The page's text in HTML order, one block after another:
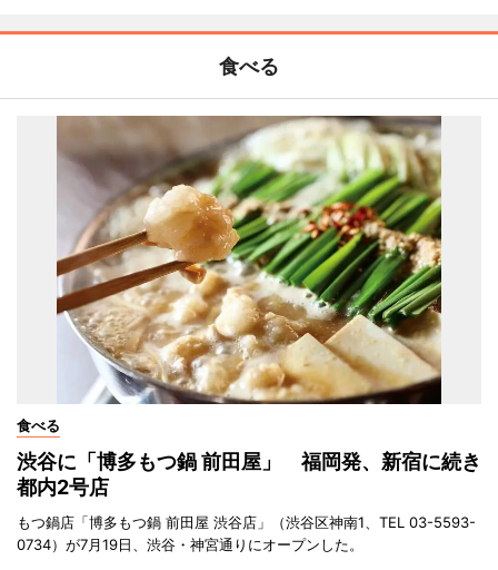
食べる
食べる
渋谷に「博多もつ鍋 前田屋」 福岡発、新宿に続き
都内2号店
もつ鍋店「博多もつ鍋 前田屋 渋谷店」（渋谷区神南1、TEL 03-5593-
0734）が7月19日、渋谷・神宮通りにオープンした。